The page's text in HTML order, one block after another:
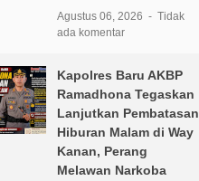
Agustus 06, 2026
Tidak
ada komentar
Kapolres Baru AKBP
Ramadhona Tegaskan
Lanjutkan Pembatasan
Hiburan Malam di Way
Kanan, Perang
Melawan Narkoba